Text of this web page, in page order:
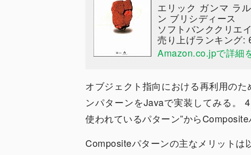
エリック ガンマ ラ
ン ブリシディース
ソフトバンククリエ
売り上げランキング:
Amazon.co.jpで詳細
オブジェクト指向における再利用の
ンパターンをJavaで実装してみる。
使われているパターン”からComposite
Compositeパターンの主なメリットは